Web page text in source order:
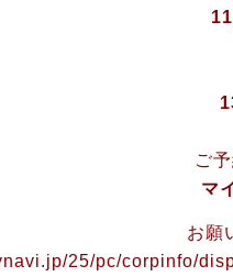
ご
マ
お願
25/pc/corpinfo/